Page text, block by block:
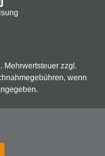
Mehrwertsteuer zzgl.
wenn